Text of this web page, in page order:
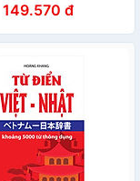
149.570 đ